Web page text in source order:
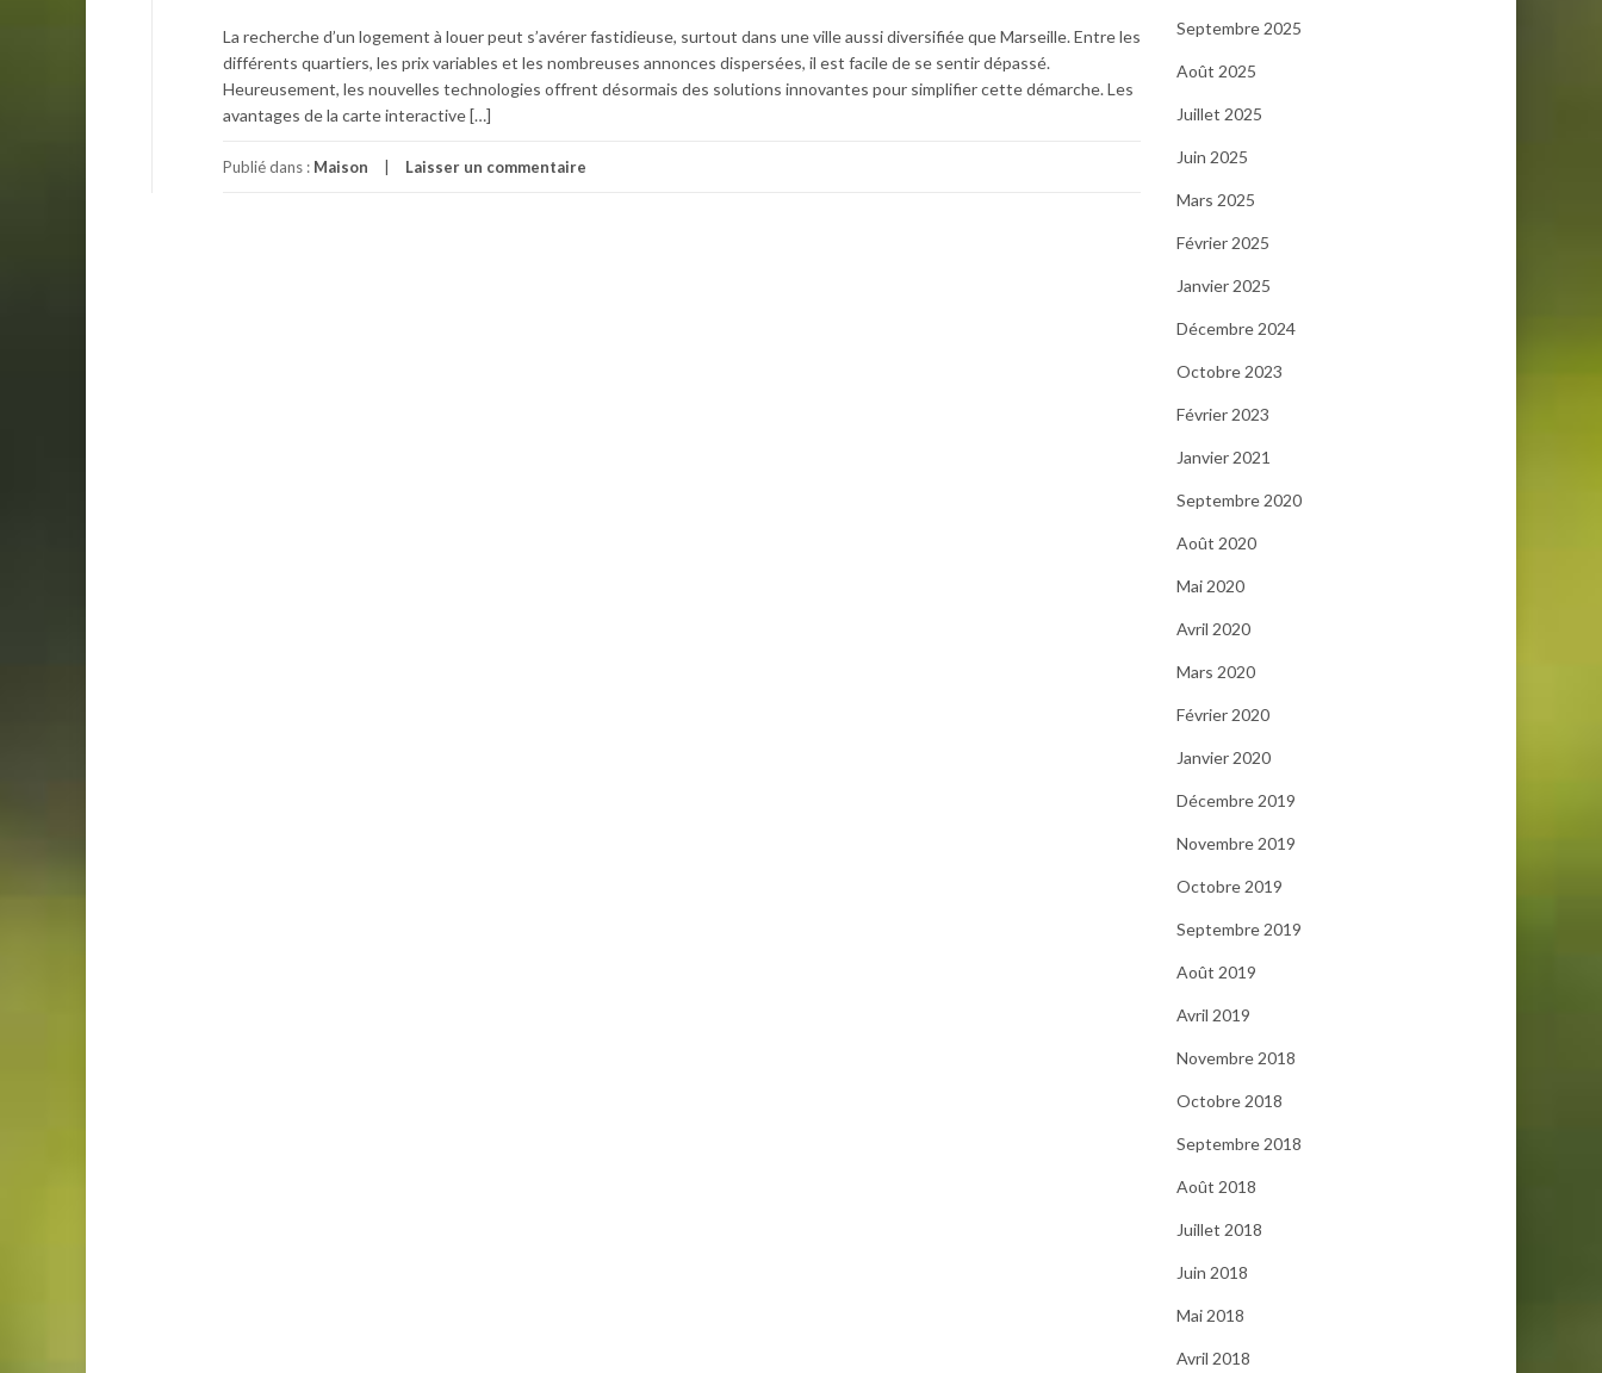
La recherche d’un logement à louer peut s’avérer fastidieuse, surtout dans une ville aussi diversifiée que Marseille. Entre les
différents quartiers, les prix variables et les nombreuses annonces dispersées, il est facile de se sentir dépassé.
Heureusement, les nouvelles technologies offrent désormais des solutions innovantes pour simplifier cette démarche. Les
avantages de la carte interactive […]
Publié dans : Maison Laisser un commentaire
Septembre 2025
Août 2025
Juillet 2025
Juin 2025
Mars 2025
Février 2025
Janvier 2025
Décembre 2024
Octobre 2023
Février 2023
Janvier 2021
Septembre 2020
Août 2020
Mai 2020
Avril 2020
Mars 2020
Février 2020
Janvier 2020
Décembre 2019
Novembre 2019
Octobre 2019
Septembre 2019
Août 2019
Avril 2019
Novembre 2018
Octobre 2018
Septembre 2018
Août 2018
Juillet 2018
Juin 2018
Mai 2018
Avril 2018